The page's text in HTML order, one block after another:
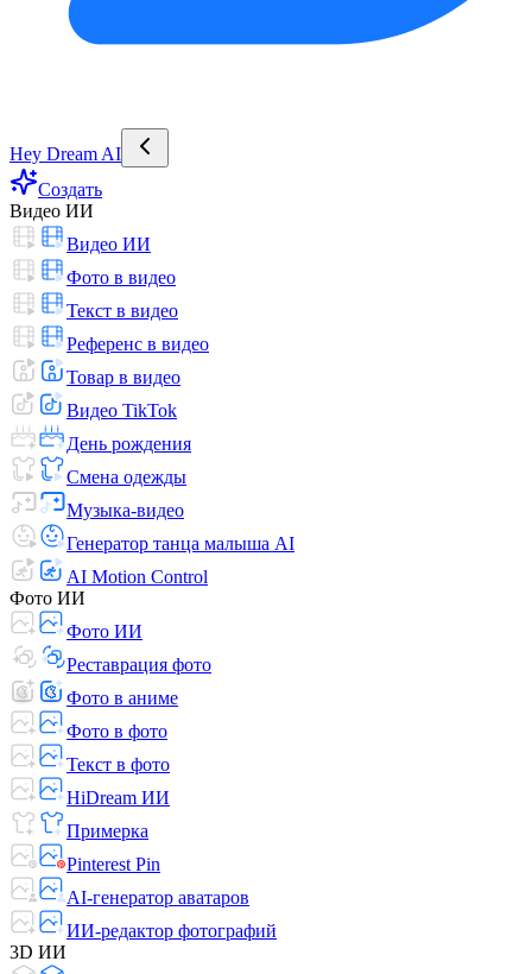
Hey Dream AI
Создать
Видео ИИ
Видео ИИ
Фото в видео
Текст в видео
Референс в видео
Товар в видео
Видео TikTok
День рождения
Смена одежды
Музыка-видео
Генератор танца малыша AI
AI Motion Control
Фото ИИ
Фото ИИ
Реставрация фото
Фото в аниме
Фото в фото
Текст в фото
HiDream ИИ
Примерка
Pinterest Pin
AI-генератор аватаров
ИИ-редактор фотографий
3D ИИ